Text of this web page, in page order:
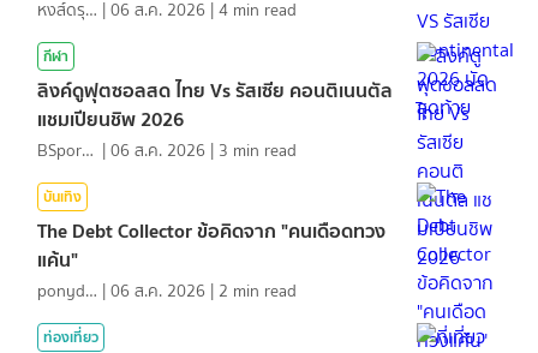
หงส์ดรุณ |06 ส.ค. 2026 |4 min read
กีฬา
ลิงค์ดูฟุตซอลสด ไทย Vs รัสเซีย คอนติเนนตัล
แชมเปียนชิพ 2026
BSports8 |06 ส.ค. 2026 | 3 min read
บันเทิง
The Debt Collector ข้อคิดจาก "คนเดือดทวง
แค้น"
ponydiary |06 ส.ค. 2026 | 2 min read
ท่องเที่ยว